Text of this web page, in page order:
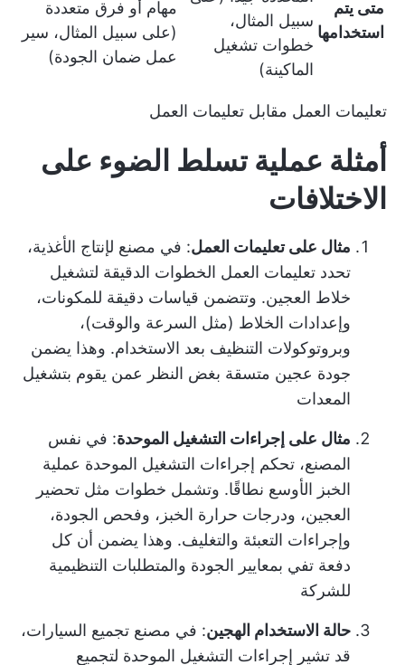
متى يتم
استخدامها
سبيل المثال،
خطوات تشغيل
الماكينة)
مهام أو فرق متعددة
(على سبيل المثال، سير
عمل ضمان الجودة)
تعليمات العمل مقابل تعليمات العمل
أمثلة عملية تسلط الضوء على
الاختلافات
مثال على تعليمات العمل: في مصنع لإنتاج الأغذية،
تحدد تعليمات العمل الخطوات الدقيقة لتشغيل
خلاط العجين. وتتضمن قياسات دقيقة للمكونات،
وإعدادات الخلاط (مثل السرعة والوقت)،
وبروتوكولات التنظيف بعد الاستخدام. وهذا يضمن
جودة عجين متسقة بغض النظر عمن يقوم بتشغيل
المعدات
مثال على إجراءات التشغيل الموحدة: في نفس
المصنع، تحكم إجراءات التشغيل الموحدة عملية
الخبز الأوسع نطاقًا. وتشمل خطوات مثل تحضير
العجين، ودرجات حرارة الخبز، وفحص الجودة،
وإجراءات التعبئة والتغليف. وهذا يضمن أن كل
دفعة تفي بمعايير الجودة والمتطلبات التنظيمية
للشركة
حالة الاستخدام الهجين: في مصنع تجميع السيارات،
قد تشير إجراءات التشغيل الموحدة لتجميع